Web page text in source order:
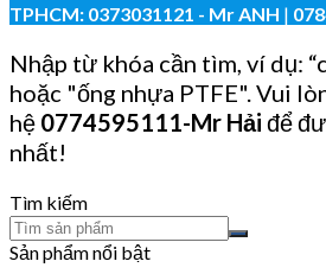
TPHCM: 0373031121 - Mr ANH |
Nhập từ khóa cần tìm, ví dụ:
hoặc "ống nhựa PTFE". Vui
hệ 0774595111-Mr Hải để
nhất!
Tìm kiếm
Sản phẩm nổi bật